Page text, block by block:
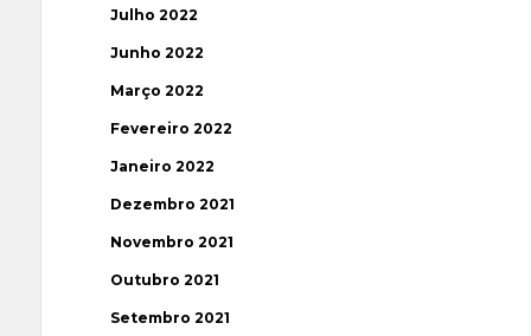
Julho 2022
Junho 2022
Março 2022
Fevereiro 2022
Janeiro 2022
Dezembro 2021
Novembro 2021
Outubro 2021
Setembro 2021